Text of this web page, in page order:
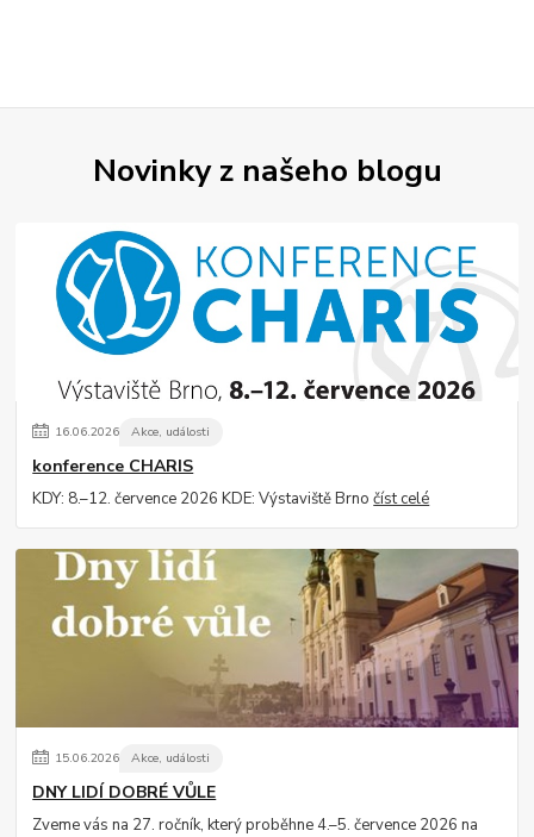
Novinky z našeho blogu
16.06.2026 Akce, události
konference CHARIS
KDY: 8.–12. července 2026 KDE: Výstaviště Brnočíst celé
15.06.2026 Akce, události
DNY LIDÍ DOBRÉ VŮLE
Zveme vás na 27. ročník, který proběhne 4.–5. července 2026 na